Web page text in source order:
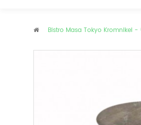
Bistro Masa Tokyo Kromnikel